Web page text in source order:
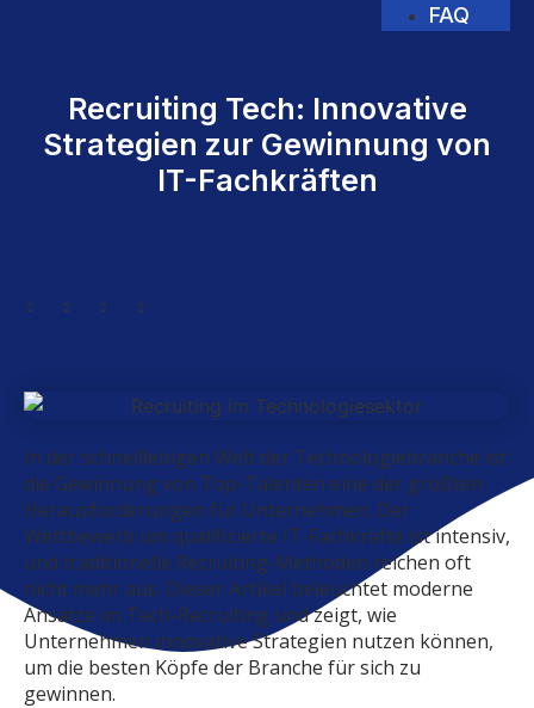
FAQ
Recruiting Tech: Innovative
Strategien zur Gewinnung von
IT-Fachkräften
In der schnelllebigen Welt der Technologiebranche ist
die Gewinnung von Top-Talenten eine der größten
Herausforderungen für Unternehmen. Der
Wettbewerb um qualifizierte IT-Fachkräfte ist intensiv,
und traditionelle Recruiting-Methoden reichen oft
nicht mehr aus. Dieser Artikel beleuchtet moderne
Ansätze im Tech-Recruiting und zeigt, wie
Unternehmen innovative Strategien nutzen können,
um die besten Köpfe der Branche für sich zu
gewinnen.